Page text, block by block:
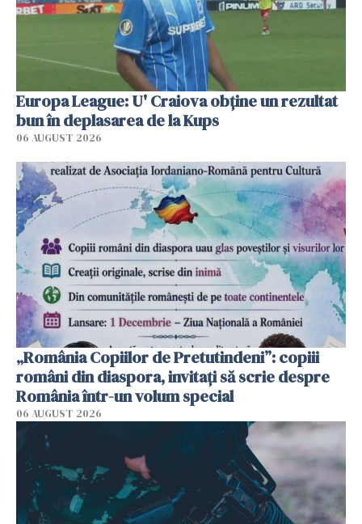
Europa League: U' Craiova obține un rezultat
bun în deplasarea de la Kups
06 AUGUST 2026
„România Copiilor de Pretutindeni”: copiii
români din diaspora, invitați să scrie despre
România într-un volum special
06 AUGUST 2026